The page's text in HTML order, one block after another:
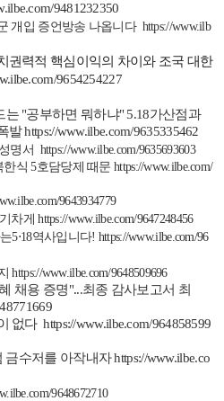
9481232350
개입 증언방송 나옵니다 https://www.ilb
권력적 핵심이익의 차이와 조국 대한
9654254227
는"공부하면 뭐하냐" 5.18가산점과
발 https://www.ilbe.com/9635335462
성명서 https://www.ilbe.com/9635693603
한식 5호담당제 때문 https://www.ilbe.com/
9643934779
차게 https://www.ilbe.com/9647248456
5⋅18역사입니다! https://www.ilbe.com/96
https://www.ilbe.com/9648509696
채용 증명"...최종 감사보고서 최
없다 https://www.ilbe.com/964858599
금수저를 아작내자 https://www.ilbe.co
9648672710